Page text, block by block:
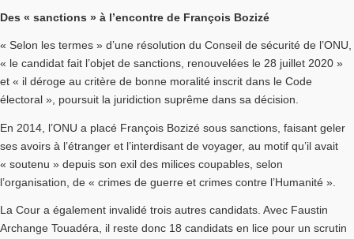
Des « sanctions » à l’encontre de François Bozizé
« Selon les termes » d’une résolution du Conseil de sécurité de l’ONU,
« le candidat fait l’objet de sanctions, renouvelées le 28 juillet 2020 »
et « il déroge au critère de bonne moralité inscrit dans le Code
électoral », poursuit la juridiction suprême dans sa décision.
En 2014, l’ONU a placé François Bozizé sous sanctions, faisant geler
ses avoirs à l’étranger et l’interdisant de voyager, au motif qu’il avait
« soutenu » depuis son exil des milices coupables, selon
l’organisation, de « crimes de guerre et crimes contre l’Humanité ».
La Cour a également invalidé trois autres candidats. Avec Faustin
Archange Touadéra, il reste donc 18 candidats en lice pour un scrutin